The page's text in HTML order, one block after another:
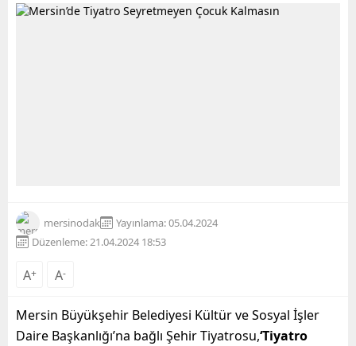
mersinodak
Yayınlama: 05.04.2024
Düzenleme: 21.04.2024 18:53
A+ A-
Mersin Büyükşehir Belediyesi Kültür ve Sosyal İşler
Daire Başkanlığı’na bağlı Şehir Tiyatrosu,‘Tiyatro